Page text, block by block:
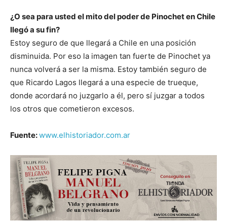
¿O sea para usted el mito del poder de Pinochet en Chile
llegó a su fin?
Estoy seguro de que llegará a Chile en una posición
disminuida. Por eso la imagen tan fuerte de Pinochet ya
nunca volverá a ser la misma. Estoy también seguro de
que Ricardo Lagos llegará a una especie de trueque,
donde acordará no juzgarlo a él, pero sí juzgar a todos
los otros que cometieron excesos.
Fuente:www.elhistoriador.com.ar